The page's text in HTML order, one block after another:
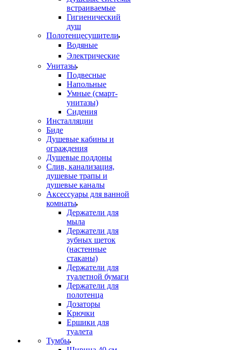
встраиваемые
Гигиенический
душ
Полотенцесушители
ㅤВодяные
ㅤЭлектрические
Унитазы
Подвесные
Напольные
Умные (смарт-
унитазы)
Сидения
Инсталляции
Биде
Душевые кабины и
ограждения
Душевые поддоны
Слив, канализация,
душевые трапы и
душевые каналы
Аксессуары для ванной
комнаты
Держатели для
мыла
Держатели для
зубных щеток
(настенные
стаканы)
Держатели для
туалетной бумаги
Держатели для
полотенца
Дозаторы
Крючки
Ершики для
туалета
Тумбы